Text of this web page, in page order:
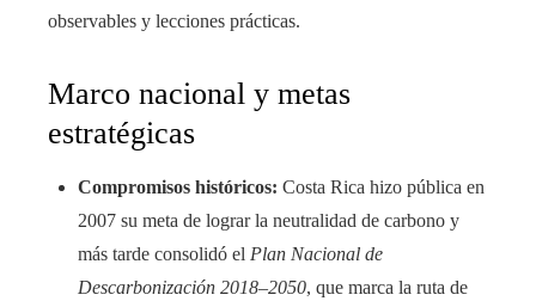
observables y lecciones prácticas.
Marco nacional y metas
estratégicas
Compromisos históricos: Costa Rica hizo pública en
2007 su meta de lograr la neutralidad de carbono y
más tarde consolidó el Plan Nacional de
Descarbonización 2018–2050, que marca la ruta de